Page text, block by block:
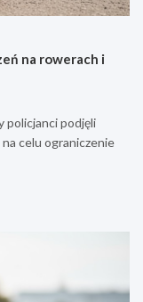
na rowerach i
policjanci podjęli
celu ograniczenie